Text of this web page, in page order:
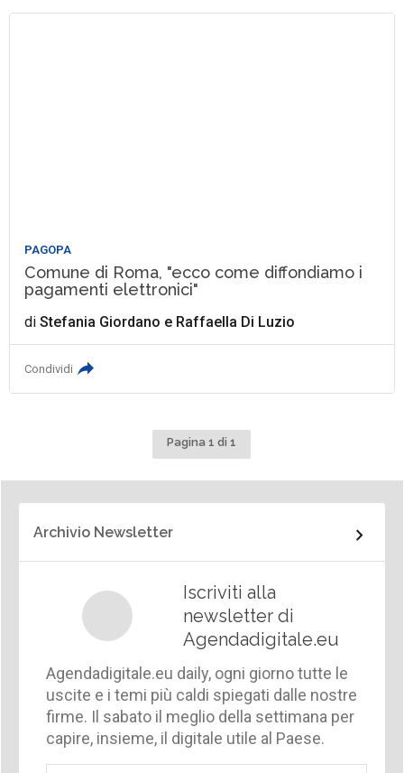
PAGOPA
Comune di Roma, "ecco come diffondiamo i
pagamenti elettronici"
diStefania Giordano e Raffaella Di Luzio
Condividi
Pagina 1 di 1
Archivio Newsletter
Iscriviti alla
newsletter di
Agendadigitale.eu
Agendadigitale.eu daily, ogni giorno tutte le
uscite e i temi più caldi spiegati dalle nostre
firme. Il sabato il meglio della settimana per
capire, insieme, il digitale utile al Paese.